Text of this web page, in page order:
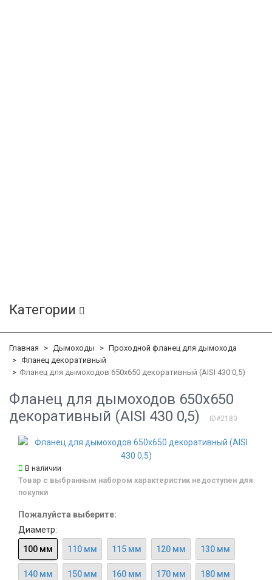
Категории
Главная Дымоходы
Проходной фланец для дымохода
Фланец декоративный
Фланец для дымоходов 650х650 декоративный (AISI 430 0,5)
Фланец для дымоходов 650х650
декоративный (AISI 430 0,5)
ID#2180
В наличии
Товар с выбранным набором характеристик недоступен для
покупки
Пожалуйста выберите:
Диаметр:
100 мм
110 мм 115 мм 120 мм 130 мм
140 мм 150 мм 160 мм 170 мм 180 мм